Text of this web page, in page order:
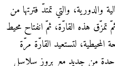
والدورية، والتي تمتدّ فترتها من
ثمّ تمزّق هذه القارّة، ثمّ انفتاح محيط
لتستعيد القارّة مرّة
من جديد مع بروز سلاسل